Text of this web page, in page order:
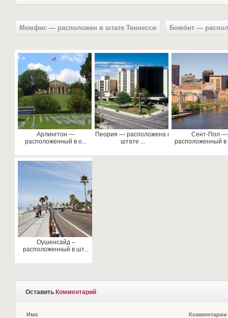
Мемфис — расположен в штате Теннесси Бомо́нт —
Арлингтон —
расположенный в о...
Пеория — расположена в
штате ...
Сент-Пол —
расположенный в
Оушенсайд –
расположенный в шт...
ОставитьКомментарий
Имя Комментарии